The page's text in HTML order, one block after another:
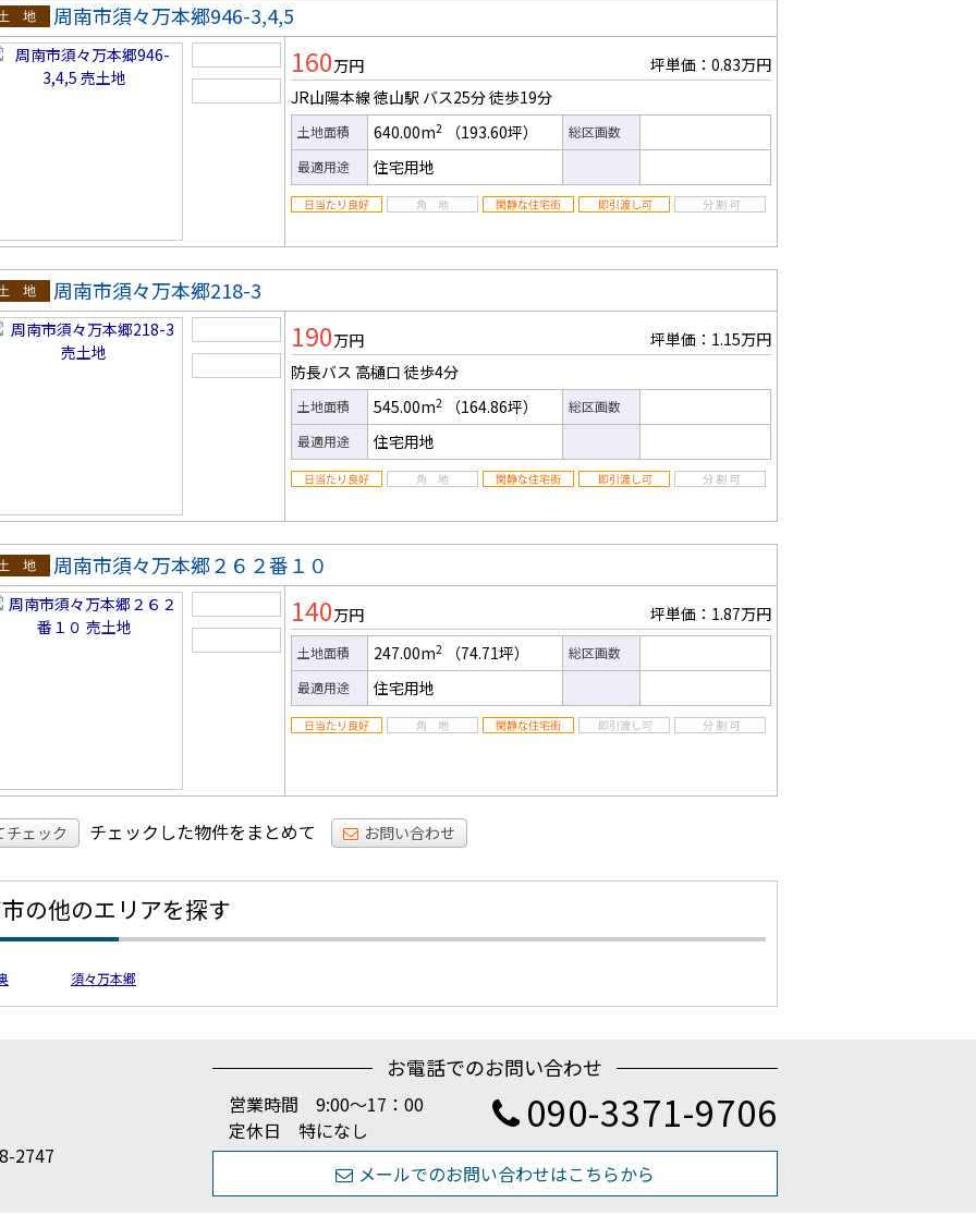
地
周南市須々万本郷946-3,4,5
160万円
坪単価：0.83万円
JR山陽本線 徳山駅 バス25分徒歩19分
土地面積 640.00m2 （193.60坪）
総区画数
最適用途
住宅用地
地
周南市須々万本郷218-3
190万円
坪単価：1.15万円
防長バス 高樋口 徒歩4分
土地面積 545.00m2 （164.86坪）
総区画数
最適用途
住宅用地
地
周南市須々万本郷２６２番１０
140万円 坪単価：1.87万円
土地面積 247.00m2 （74.71坪）
総区画数
最適用途
住宅用地
チェック チェックした物件をまとめて お問い合わせ
の他のエリアを探す
須々万本郷
2747
お電話でのお問い合わせ
営業時間 9:00～17：00
定休日 特になし
090-3371-9706
メールでのお問い合わせはこちらから